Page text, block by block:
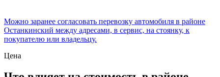
Можно заранее согласовать перевозку автомобиля в районе
Останкинский между адресами, в сервис, на стоянку, к
покупателю или владельцу.
Цена